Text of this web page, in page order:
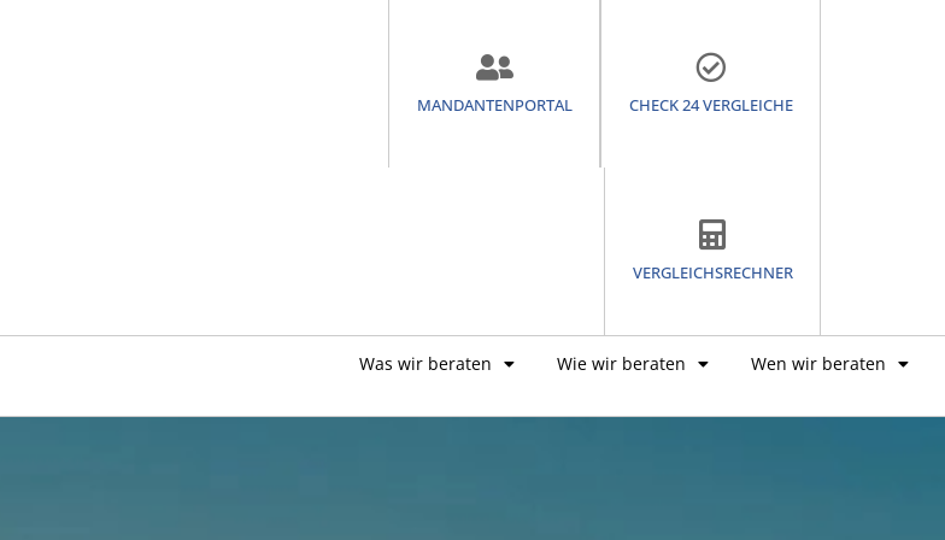
MANDANTENPORTAL CHECK 24 VERGLEICHE
VERGLEICHSRECHNER
Was wir beraten Wie wir beraten Wen wir beraten